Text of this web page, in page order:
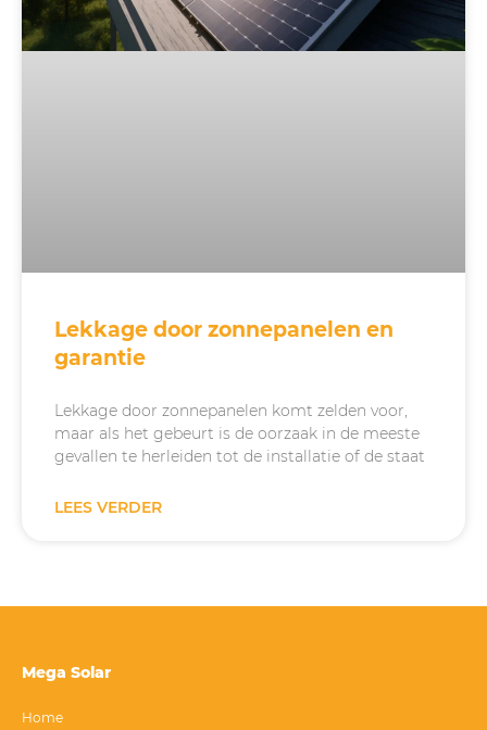
Lekkage door zonnepanelen en
garantie
Lekkage door zonnepanelen komt zelden voor,
maar als het gebeurt is de oorzaak in de meeste
gevallen te herleiden tot de installatie of de staat
LEES VERDER
Mega Solar
Home